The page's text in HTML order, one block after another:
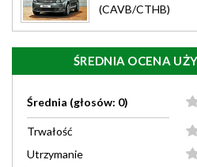
(CAVB/CTHB)
ŚREDNIA OCENA
Średnia (głosów: 0)
Trwałość
Utrzymanie